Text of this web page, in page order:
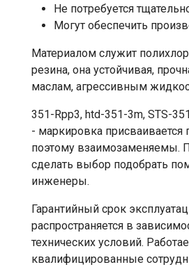
Не потребуется
Могут обеспечить
Материалом служит
резина, она устойчивая,
маслам, агрессивным
351-Rpp3, htd-351-3m, STS-
- маркировка присваивается
поэтому взаимозаменяемы.
сделать выбор подобрать
инженеры.
Гарантийный срок
распространяется в
технических условий.
квалифицированные